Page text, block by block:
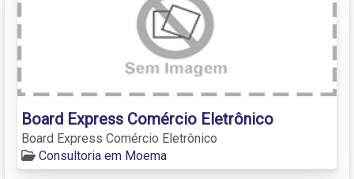
Board Express Comércio Eletrônico
Board Express Comércio Eletrônico
Consultoria em Moema